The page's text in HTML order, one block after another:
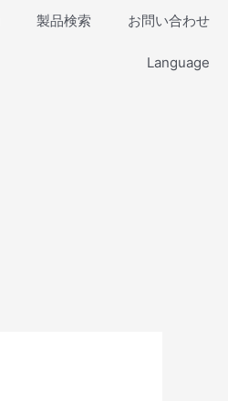
製品検索 お問い合わせ
Language